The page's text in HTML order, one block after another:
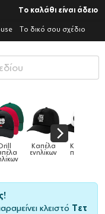
Το καλάθι είναι άδειο
Το δικό σου σχέδιο
Κούπες Κούπες
ειδικές
κλειστό Τετ